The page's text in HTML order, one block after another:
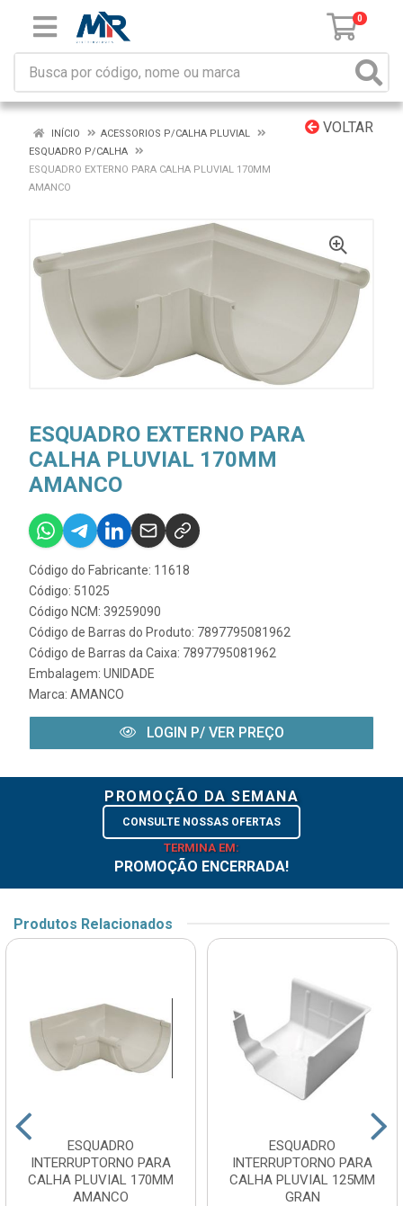
0
VOLTAR
INÍCIO
ACESSORIOS P/CALHA PLUVIAL
ESQUADRO P/CALHA
ESQUADRO EXTERNO PARA CALHA PLUVIAL 170MM
AMANCO
ESQUADRO EXTERNO PARA
CALHA PLUVIAL 170MM
AMANCO
Código do Fabricante: 11618
Código: 51025
Código NCM: 39259090
Código de Barras do Produto: 7897795081962
Código de Barras da Caixa: 7897795081962
Embalagem: UNIDADE
Marca: AMANCO
LOGIN P/ VER PREÇO
PROMOÇÃO DA SEMANA
CONSULTE NOSSAS OFERTAS
TERMINA EM:
PROMOÇÃO ENCERRADA!
Produtos Relacionados
ESQUADRO
INTERRUPTORNO PARA
CALHA PLUVIAL 170MM
AMANCO
ESQUADRO
INTERRUPTORNO PARA
CALHA PLUVIAL 125MM
GRAN